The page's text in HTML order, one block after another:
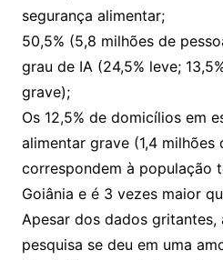
segurança alimentar;
50,5% (5,8 milhões de
grau de IA (24,5% leve;
grave);
Os 12,5% de domicílios em
alimentar grave (1,4 milhões
correspondem à população
Goiânia e é 3 vezes maior
Apesar dos dados
pesquisa se deu em uma